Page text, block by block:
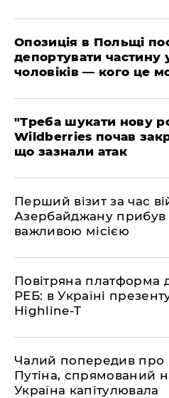
​Опозиція в Польщі
депортувати частину
чоловіків — кого це
​"Треба шукати нову
Wildberries почав
що зазнали атак
​Перший візит за час
Азербайджану прибув
важливою місією
​Повітряна платформа
РЕБ: в Україні
Highline-T
​Чалий попередив про
Путіна, спрямований
Україна капітулювала